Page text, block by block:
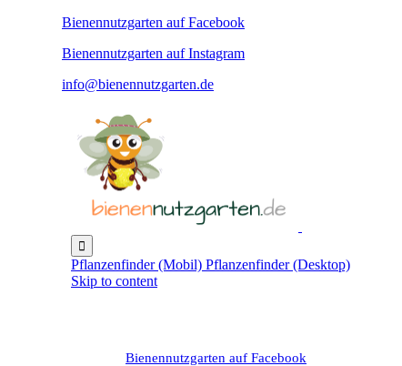
Bienennutzgarten auf Facebook
Bienennutzgarten auf Instagram
info@bienennutzgarten.de

Pflanzenfinder (Mobil) Pflanzenfinder (Desktop)
Skip to content
Bienennutzgarten auf Facebook